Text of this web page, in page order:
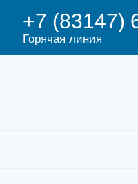
+7 (83147)
Горячая линия